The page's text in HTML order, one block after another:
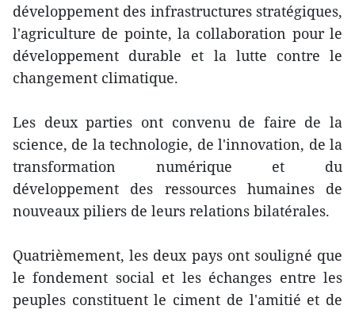
développement des infrastructures stratégiques,
l'agriculture de pointe, la collaboration pour le
développement durable et la lutte contre le
changement climatique.
Les deux parties ont convenu de faire de la
science, de la technologie, de l'innovation, de la
transformation numérique et du
développement des ressources humaines de
nouveaux piliers de leurs relations bilatérales.
Quatrièmement, les deux pays ont souligné que
le fondement social et les échanges entre les
peuples constituent le ciment de l'amitié et de